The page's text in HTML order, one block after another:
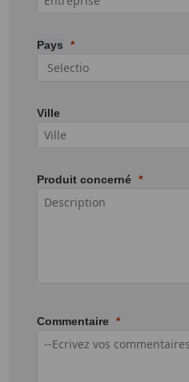
Pays
Ville
Produit concerné
Commentaire